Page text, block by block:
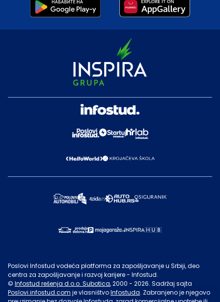
Poslovi Infostud vodeća platforma za zapošljavanje u Srbiji, deo
centra za zapošljavanje i razvoj karijere - Infostud.
© Infostud rešenja d.o.o. Subotica, 2000 - 2026. Sadržaj sajta
Poslovi.infostud.com je vlasništvoInfostuda. Zabranjeno je njegovo